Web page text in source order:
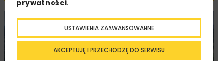
KOLEJ WIADOMOŚCI INWESTYCJE
prywatności.
AKCEPTUJĘ I PRZECHODZĘ DO SERWISU
USTAWIENIA ZAAWANSOWANNE